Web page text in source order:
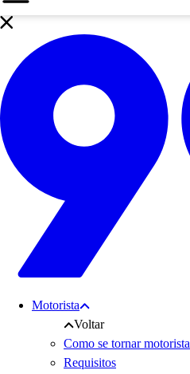
Motorista
Voltar
Como se tornar motorista
Requisitos